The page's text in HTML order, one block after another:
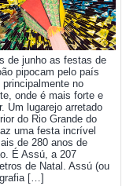
de junho as festas de
pipocam pelo país
principalmente no
onde é mais forte e
Um lugarejo arretado
do Rio Grande do
uma festa incrível
de 280 anos de
É Assú, a 207
de Natal. Assú (ou
[…]